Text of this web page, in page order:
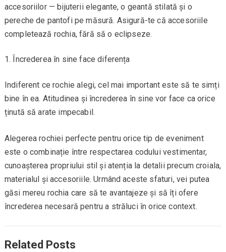
accesoriilor — bijuterii elegante, o geantă stilată și o
pereche de pantofi pe măsură. Asigură-te că accesoriile
completează rochia, fără să o eclipseze.
Încrederea în sine face diferența
Indiferent ce rochie alegi, cel mai important este să te simți
bine în ea. Atitudinea și încrederea în sine vor face ca orice
ținută să arate impecabil.
Alegerea rochiei perfecte pentru orice tip de eveniment
este o combinație între respectarea codului vestimentar,
cunoașterea propriului stil și atenția la detalii precum croiala,
materialul și accesoriile. Urmând aceste sfaturi, vei putea
găsi mereu rochia care să te avantajeze și să îți ofere
încrederea necesară pentru a străluci în orice context.
Related Posts